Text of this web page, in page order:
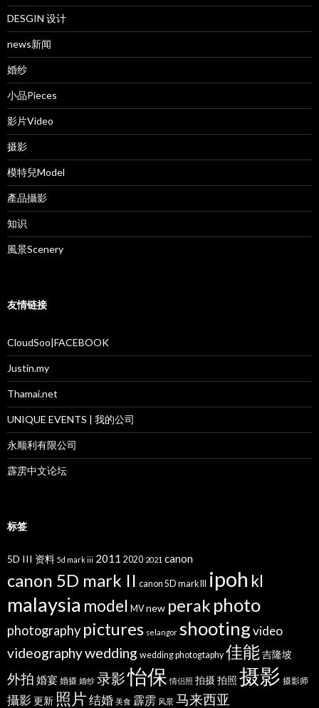
DESGIN 设计
news新闻
婚纱
小品Pieces
影片Video
摄影
模特兒Model
產品攝影
知识
風景Scenery
友情链接
CloudSoo|FACEBOOK
Justin.my
Thamai.net
UNIQUE EVENTS | 我的公司
永顺利有限公司
霹雳中文论坛
标签
5D III 资料 5d mark iii 2011 2020 2021 canon
canon 5D mark II canon 5D mark III ipoh kl
malaysia model MV new perak photo
photography pictures selangor shootingvideo
videographywedding wedding photogtaphy 佳能吉隆坡
外拍 婚宴 婚摄 婚纱 录影怡保 情侣照 拍摄拍照 摄影 摄影师
攝影 更新 照片结婚 美食 霹雳 风景 马来西亚